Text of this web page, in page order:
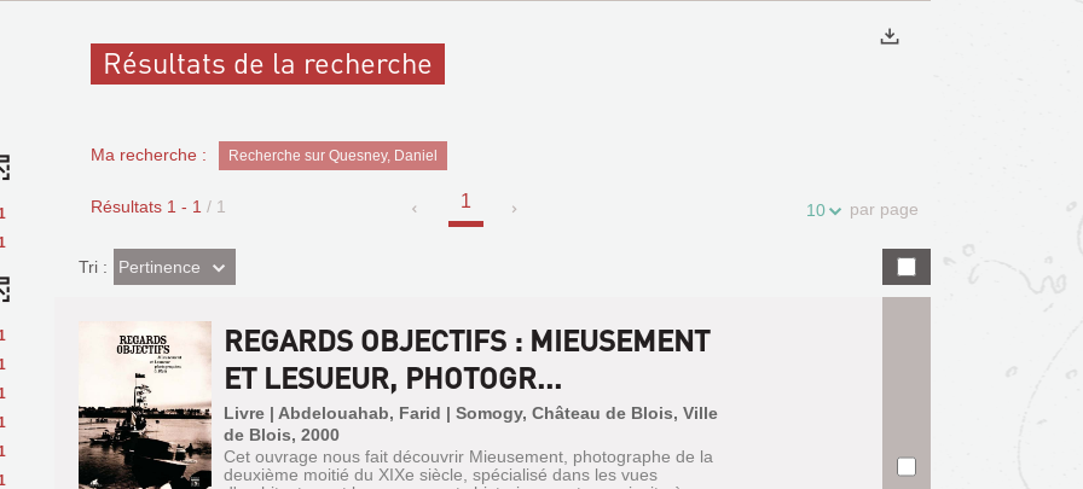
Résultats de la recherche
Ma recherche : Recherche sur Quesney, Daniel
Résultats 1 - 1 / 1 1 10 par page
Tri :(Effet
imédiat)
Pertinence
REGARDS OBJECTIFS : MIEUSEMENT
ET LESUEUR, PHOTOGR...
Livre | Abdelouahab, Farid | Somogy, Château de Blois, Ville
de Blois, 2000
Cet ouvrage nous fait découvrir Mieusement, photographe de la
deuxième moitié du XIXe siècle, spécialisé dans les vues